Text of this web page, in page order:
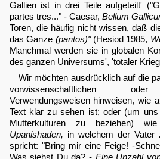
Gallien ist in drei Teile aufgeteilt'
partes tres..." - Caesar, Bellum
Toren, die häufig nicht wissen, daß
das Ganze (pantos)"(Hesiod 1985,
Manchmal werden sie in globalen
des ganzen Universums', 'totaler
Wir möchten ausdrücklich auf die
vorwissenschaftlichen oder
Verwendungsweisen hinweisen, wie
Text klar zu sehen ist; oder (um
Mutterkulturen zu beziehen)
Upanishaden, in welchem der Vater
spricht: "Bring mir eine Feige! -
Was siehst Du da? - Eine Unzahl